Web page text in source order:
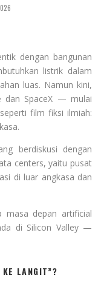
dengan bangunan
listrik dalam
luas. Namun kini,
dan SpaceX — mulai
film fiksi ilmiah:
berdiskusi dengan
centers, yaitu pusat
di luar angkasa dan
masa depan artificial
di Silicon Valley —
LANGIT”?